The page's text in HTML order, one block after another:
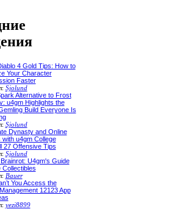
4 Gold Tips: How to
Your Character
Faster
Sjolund
Alternative to Frost
u4gm Highlights the
Build Everyone Is
Sjolund
Dynasty and Online
with u4gm College
27 Offensive Tips
Sjolund
U4gm's Guide
Collectibles
Bauer
You Access the
12123 App
yezi8899